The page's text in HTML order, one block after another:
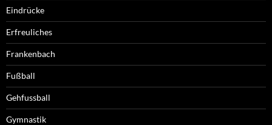
Eindrücke
Erfreuliches
Frankenbach
Fußball
Gehfussball
Gymnastik